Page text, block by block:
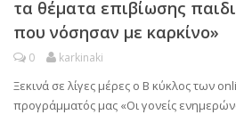
τα θέματα επιβίωσης
που νόσησαν με καρκίνο»
0 karkinaki
Ξεκινά σε λίγες μέρες ο Β κύκλος των
προγράμματός μας «Οι γονείς